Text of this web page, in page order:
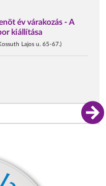
év várakozás - A
kiállítása
Lajos u. 65-67.)